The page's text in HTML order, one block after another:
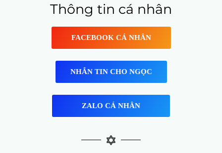
Thông tin cá nhân
FACEBOOK CÁ NHÂN
NHẮN TIN CHO NGỌC
ZALO CÁ NHÂN